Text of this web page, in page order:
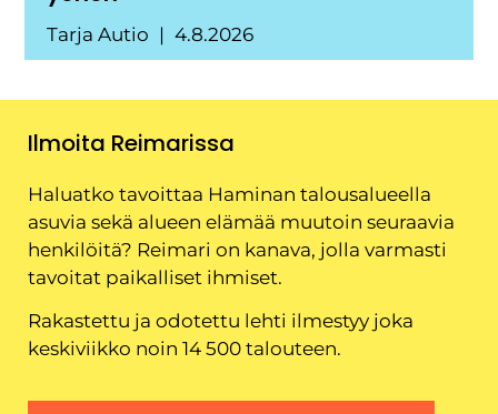
Tarja Autio 4.8.2026
Ilmoita Reimarissa
Haluatko tavoittaa Haminan talousalueella
asuvia sekä alueen elämää muutoin seuraavia
henkilöitä? Reimari on kanava, jolla varmasti
tavoitat paikalliset ihmiset.
Rakastettu ja odotettu lehti ilmestyy joka
keskiviikko noin 14 500 talouteen.